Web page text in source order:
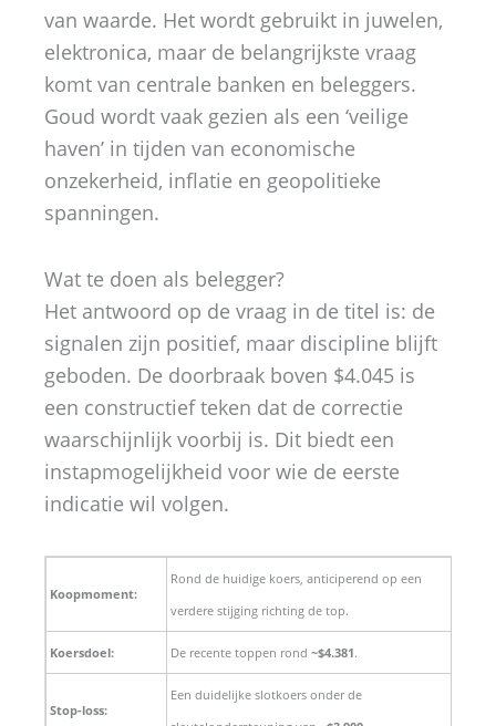
van waarde. Het wordt gebruikt in juwelen,
elektronica, maar de belangrijkste vraag
komt van centrale banken en beleggers.
Goud wordt vaak gezien als een ‘veilige
haven’ in tijden van economische
onzekerheid, inflatie en geopolitieke
spanningen.
Wat te doen als belegger?
Het antwoord op de vraag in de titel is: de
signalen zijn positief, maar discipline blijft
geboden. De doorbraak boven $4.045 is
een constructief teken dat de correctie
waarschijnlijk voorbij is. Dit biedt een
instapmogelijkheid voor wie de eerste
indicatie wil volgen.
Koopmoment:
Rond de huidige koers, anticiperend op een
verdere stijging richting de top.
Koersdoel: De recente toppen rond ~$4.381.
Stop-loss:
Een duidelijke slotkoers onder de